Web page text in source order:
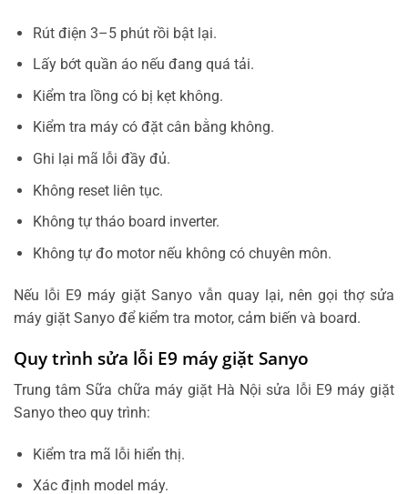
Rút điện 3–5 phút rồi bật lại.
Lấy bớt quần áo nếu đang quá tải.
Kiểm tra lồng có bị kẹt không.
Kiểm tra máy có đặt cân bằng không.
Ghi lại mã lỗi đầy đủ.
Không reset liên tục.
Không tự tháo board inverter.
Không tự đo motor nếu không có chuyên môn.
Nếu lỗi E9 máy giặt Sanyo vẫn quay lại, nên gọi thợ sửa
máy giặt Sanyo để kiểm tra motor, cảm biến và board.
Quy trình sửa lỗi E9 máy giặt Sanyo
Trung tâm Sữa chữa máy giặt Hà Nội sửa lỗi E9 máy giặt
Sanyo theo quy trình:
Kiểm tra mã lỗi hiển thị.
Xác định model máy.